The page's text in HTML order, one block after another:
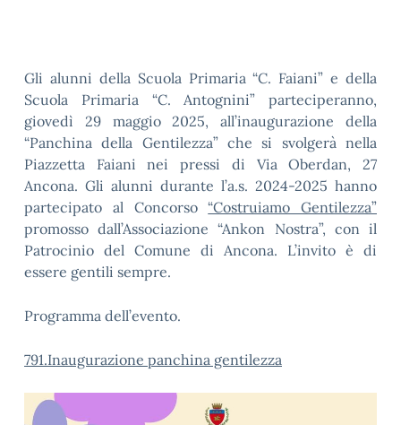
Gli alunni della Scuola Primaria “C. Faiani” e della
Scuola Primaria “C. Antognini” parteciperanno,
giovedì 29 maggio 2025, all’inaugurazione della
“Panchina della Gentilezza” che si svolgerà nella
Piazzetta Faiani nei pressi di Via Oberdan, 27
Ancona. Gli alunni durante l’a.s. 2024-2025 hanno
partecipato al Concorso“Costruiamo Gentilezza”
promosso dall’Associazione “Ankon Nostra”, con il
Patrocinio del Comune di Ancona. L’invito è di
essere gentili sempre.
Programma dell’evento.
791.Inaugurazione panchina gentilezza